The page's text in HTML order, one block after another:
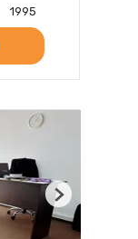
1995
Next